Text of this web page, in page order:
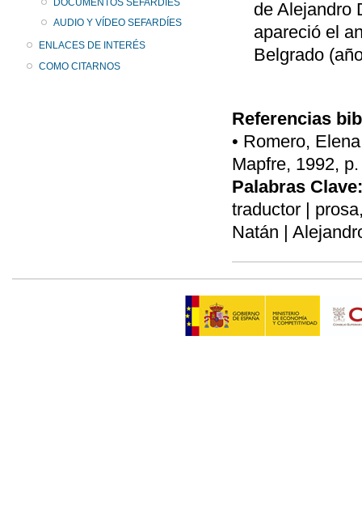
AUDIO Y VÍDEO SEFARDÍES
ENLACES DE INTERÉS
COMO CITARNOS
de Alejandro
apareció el
Belgrado
Referencias
• Romero,
Mapfre, 1992,
Palabras Clave:
traductor |
Natán |